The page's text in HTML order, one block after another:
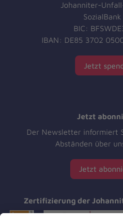
Johanniter-
SozialBank
BIC:
IBAN: DE85 3702
Jetzt
Jetzt
Der Newsletter informiert
Abständen über
Jetzt
Zertifizierung der